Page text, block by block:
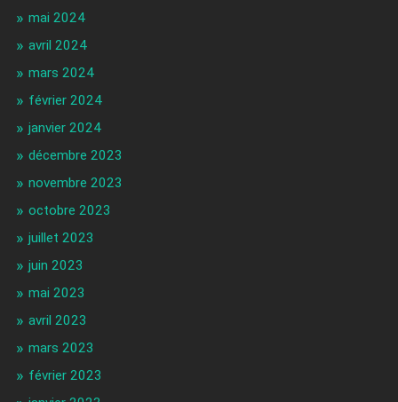
mai 2024
avril 2024
mars 2024
février 2024
janvier 2024
décembre 2023
novembre 2023
octobre 2023
juillet 2023
juin 2023
mai 2023
avril 2023
mars 2023
février 2023